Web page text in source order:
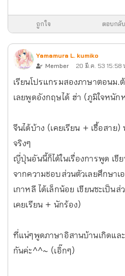
ถูกใจ ตอบกลับ
Yamamura L. kumiko
Member
20 มี.ค. 53 15:58
เรียนโปรแกรมสองภาษาตอนม
เลยพูดอังกฤษได้ ฮ่า (ภูมิใจหนั
จีนได้บ้าง (เคยเรียน + เชื้อสา
จริงๆ
ญี่ปุ่นอันนี้ก็ได้ในเรื่องการพูด เขี
จากความชอบส่วนตัวเลยศึกษา
เกาหลี ได้เล็กน้อย เขียนซะเป็น
เคยเรียน + นักร้อง)
ที่แน่ๆพูดภาษาอิสานบ้านเกิดแล
กันค่ะ^^~ (เอิ๊กๆ)